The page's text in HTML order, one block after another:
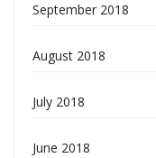
September 2018
August 2018
July 2018
June 2018